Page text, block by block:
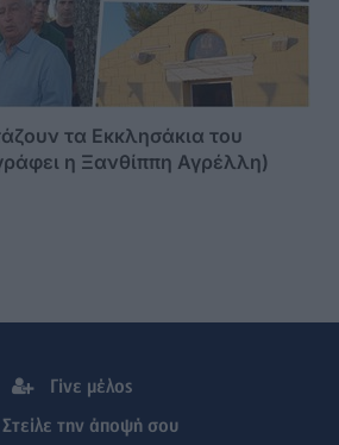
τα Εκκλησάκια του
η Ξανθίππη Αγρέλλη)
Γίνε μέλος
Στείλε την άποψή σου